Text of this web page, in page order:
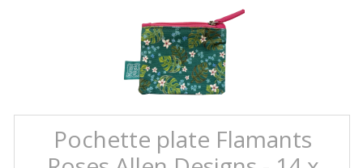
Pochette plate Flamants